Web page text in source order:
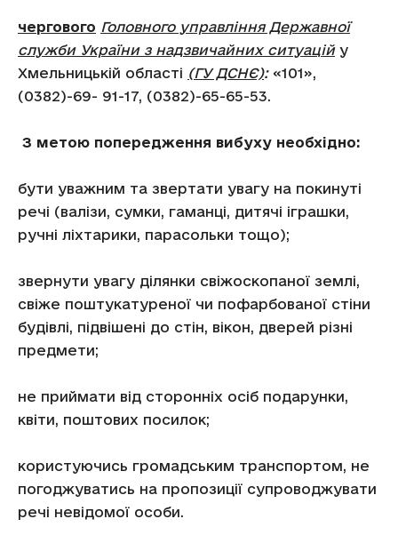
чергового Головного управління Державної
служби України з надзвичайних ситуаційу
Хмельницькій області (ГУ ДСНЄ): «101»,
(0382)-69- 91-17, (0382)-65-65-53.
З метою попередження вибуху необхідно:
бути уважним та звертати увагу на покинуті
речі (валізи, сумки, гаманці, дитячі іграшки,
ручні ліхтарики, парасольки тощо);
звернути увагу ділянки свіжоскопаної землі,
свіже поштукатуреної чи пофарбованої стіни
будівлі, підвішені до стін, вікон, дверей різні
предмети;
не приймати від сторонніх осіб подарунки,
квіти, поштових посилок;
користуючись громадським транспортом, не
погоджуватись на пропозиції супроводжувати
речі невідомої особи.